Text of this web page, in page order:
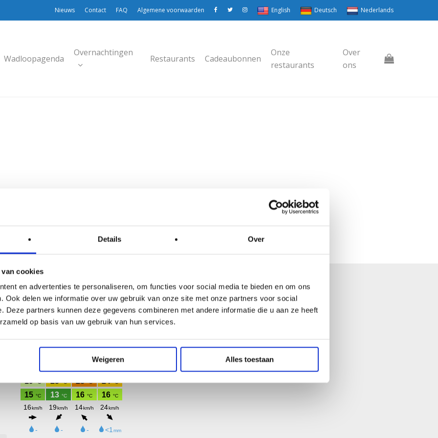
Details Over
cookies
en advertenties te personaliseren, om functies voor social media te bieden en om ons
Ook delen we informatie over uw gebruik van onze site met onze partners voor social
Deze partners kunnen deze gegevens combineren met andere informatie die u aan ze heeft
op basis van uw gebruik van hun services.
Weigeren Alles toestaan
Nieuws Contact FAQ Algemene voorwaarden English Deutsch Nederlands
Wadloopagenda
Overnachtingen
Restaurants Cadeaubonnen
Onze
restaurants
Over
ons
Pagina's
Algemene voorwaarden hotel
Privacy statement
FAQ